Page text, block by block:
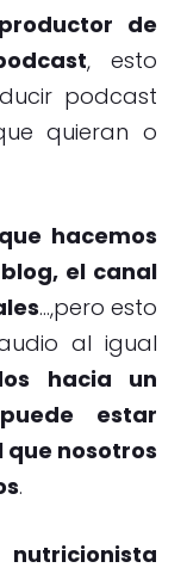
de
, esto
podcast
quieran o
hacemos
el canal
…,pero esto
al igual
hacia un
estar
que nosotros
.